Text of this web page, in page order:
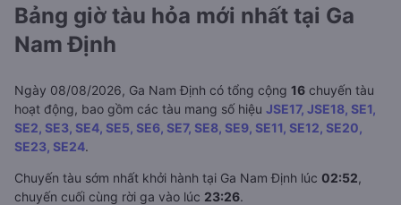
Bảng giờ tàu hỏa mới nhất tại Ga
Nam Định
Ngày 08/08/2026, Ga Nam Định có tổng cộng 16 chuyến tàu
hoạt động, bao gồm các tàu mang số hiệu JSE17, JSE18, SE1,
SE2, SE3, SE4, SE5, SE6, SE7, SE8, SE9, SE11, SE12, SE20,
SE23, SE24.
Chuyến tàu sớm nhất khởi hành tại Ga Nam Định lúc 02:52,
chuyến cuối cùng rời ga vào lúc 23:26.